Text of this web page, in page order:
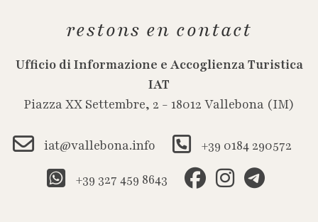
restons en contact
Ufficio di Informazione e Accoglienza Turistica
IAT
Piazza XX Settembre, 2 - 18012 Vallebona (IM)
iat@vallebona.info
+39 0184 290572
+39 327 459 8643